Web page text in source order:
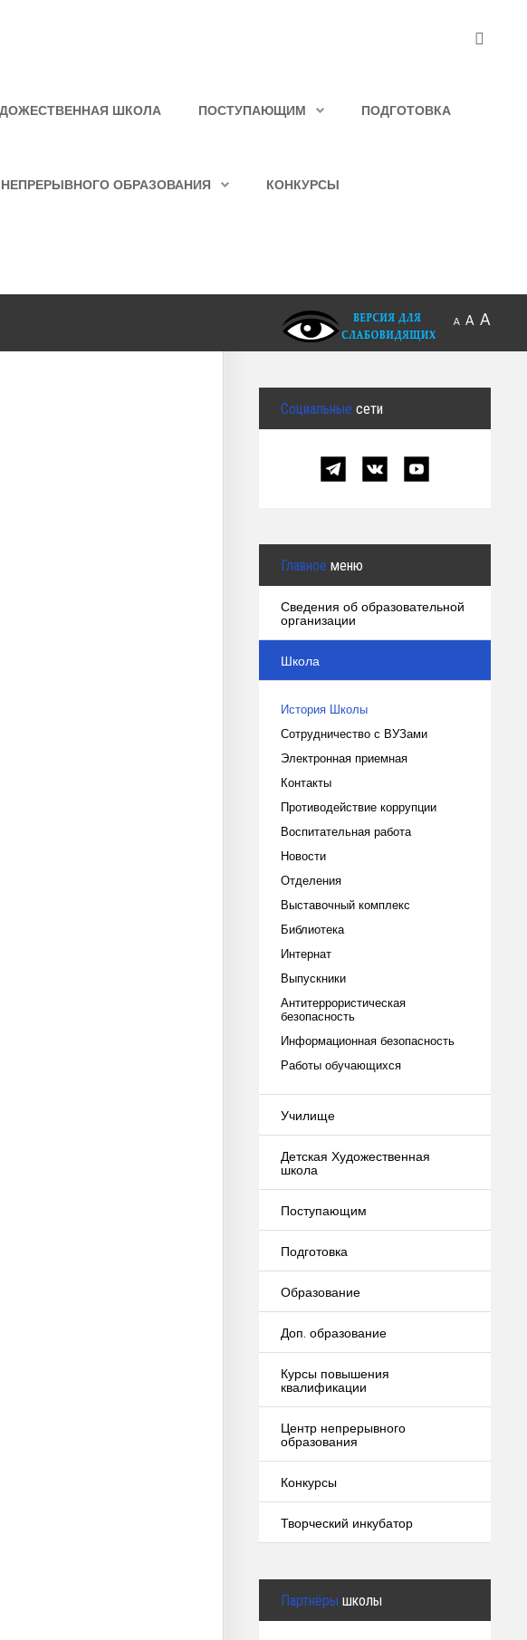
ШКОЛА ПОСТУПАЮЩИМ ПОДГОТОВКА
ОБРАЗОВАНИЯ КОНКУРСЫ
A A A
Социальные сети
Главное меню
Сведения об образовательной
организации
Школа
История Школы
Сотрудничество с ВУЗами
Электронная приемная
Контакты
Противодействие коррупции
Воспитательная работа
Новости
Отделения
Выставочный комплекс
Библиотека
Интернат
Выпускники
Антитеррористическая
безопасность
Информационная безопасность
Работы обучающихся
Училище
Детская Художественная
школа
Поступающим
Подготовка
Образование
Доп. образование
Курсы повышения
квалификации
Центр непрерывного
образования
Конкурсы
Творческий инкубатор
Партнёры школы